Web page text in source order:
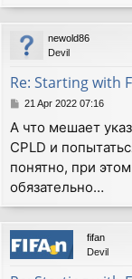
newold86
Devil
Re: Starting with
P
s
t
21 Apr 2022 07:16
А что мешает
CPLD и
понятно, при
обязательно…
fifan
Devil